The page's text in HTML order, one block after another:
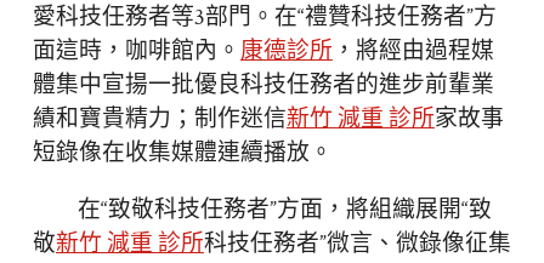
愛科技任務者等3部門。在“禮贊科技任務者”方
面這時，咖啡館內。 康德診所 ，將經由過程媒
體集中宣揚一批優良科技任務者的進步前輩業
績和寶貴精力；制作迷信新竹 減重 診所家故事
短錄像在收集媒體連續播放。
在“致敬科技任務者”方面，將組織展開“致
敬新竹 減重 診所科技任務者”微言、微錄像征集